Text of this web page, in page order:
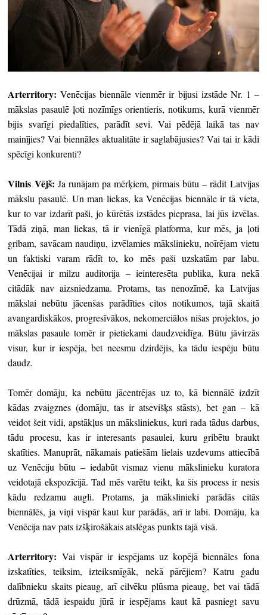
Arterritory:Venēcijas biennāle vienmēr ir bijusi izstāde Nr. 1 –
mākslas pasaulē ļoti nozīmīgs orientieris, notikums, kurā vienmēr
bijis svarīgi piedalīties, parādīt sevi. Vai pēdējā laikā tas nav
mainījies? Vai biennāles aktualitāte ir saglabājusies? Vai tai ir kādi
spēcīgi konkurenti?
Vilnis Vējš: Ja runājam pa mērķiem, pirmais būtu – rādīt Latvijas
mākslu pasaulē. Un man liekas, ka Venēcijas biennāle ir tā vieta,
kur to var izdarīt paši, jo kūrētās izstādes pieprasa, lai jūs izvēlas.
Tādā ziņā, man liekas, tā ir vienīgā platforma, kur mēs, ja ļoti
gribam, savācam naudiņu, izvēlamies mākslinieku, noīrējam vietu
un faktiski varam rādīt to, ko mēs paši uzskatām par labu.
Venēcijai ir milzu auditorija – ieinteresēta publika, kura nekā
citādāk nav aizsniedzama. Protams, tas nenozīmē, ka Latvijas
mākslai nebūtu jācenšas parādīties citos notikumos, tajā skaitā
avangardiskākos, progresīvākos, nekomerciālos nišas projektos, jo
mākslas pasaule tomēr ir pietiekami daudzveidīga. Būtu jāvirzās
visur, kur ir iespēja, bet neesmu dzirdējis, ka tādu iespēju būtu
daudz.
Tomēr domāju, ka nebūtu jācentrējas uz to, kā biennālē izdzīt
kādas zvaigznes (domāju, tas ir atsevišķs stāsts), bet gan – kā
veidot šeit vidi, apstākļus un māksliniekus, kuri rada tādus darbus,
tādu procesu, kas ir interesants pasaulei, kuru gribētu braukt
skatīties. Manuprāt, nākamais patiešām lielais uzdevums attiecībā
uz Venēciju būtu – iedabūt vismaz vienu mākslinieku kuratora
veidotajā ekspozīcijā. Tad mēs varētu teikt, ka šis process ir nesis
kādu redzamu augli. Protams, ja mākslinieki parādās citās
biennālēs, ja viņi vispār kaut kur parādās, arī ir labi. Domāju, ka
Venēcija nav pats izšķirošākais atslēgas punkts tajā visā.
Arterritory: Vai vispār ir iespējams uz kopējā biennāles fona
izskatīties, teiksim, izteiksmīgāk, nekā pārējiem? Katru gadu
dalībnieku skaits pieaug, arī cilvēku plūsma pieaug, bet vai tādā
drūzmā, tādā iespaidu jūrā ir iespējams kaut kā pasniegt savu